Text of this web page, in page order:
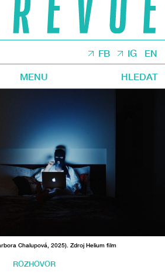
FB IG EN
MENU HLEDAT
Chalupová, 2025). Zdroj Helium film
ROZHOVOR